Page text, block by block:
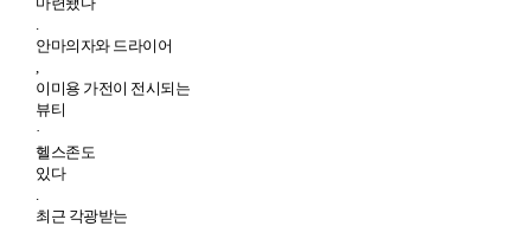
.
안마의자와 드라이어
,
이미용 가전이 전시되는
뷰티
·
헬스존도
있다
.
최근 각광받는